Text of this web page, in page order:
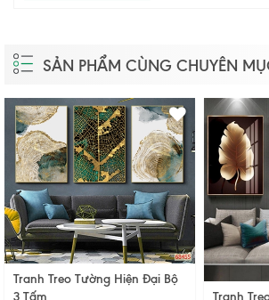
SẢN PHẨM CÙNG CHUYÊN
Tranh Treo Tường Hiện Đại Bộ
3 Tấm
Tranh